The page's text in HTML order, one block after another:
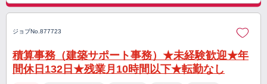
ジョブNo.877723
積算事務（建築サポート事務）★未経験歓迎★年
間休日132日★残業月10時間以下★転勤なし